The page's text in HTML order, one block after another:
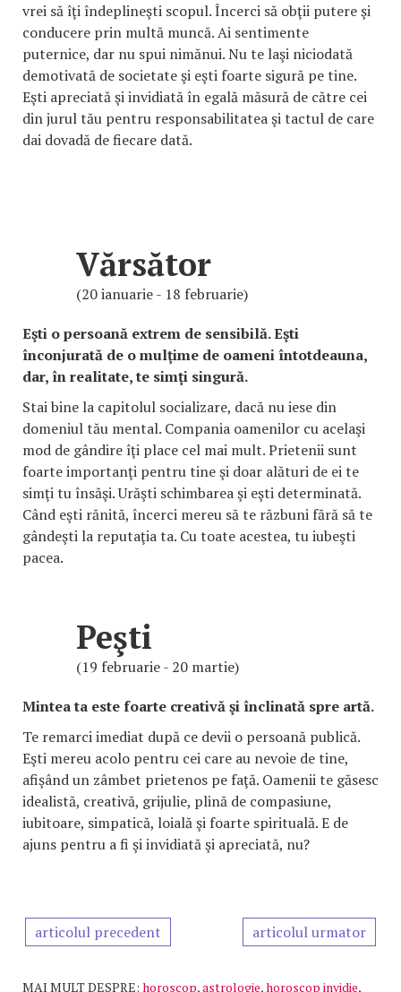
vrei să îţi îndeplineşti scopul. Încerci să obţii putere şi
conducere prin multă muncă. Ai sentimente
puternice, dar nu spui nimănui. Nu te laşi niciodată
demotivată de societate şi eşti foarte sigură pe tine.
Eşti apreciată şi invidiată în egală măsură de către cei
din jurul tău pentru responsabilitatea şi tactul de care
dai dovadă de fiecare dată.
Vărsător
(20 ianuarie - 18 februarie)
Eşti o persoană extrem de sensibilă. Eşti
înconjurată de o mulţime de oameni întotdeauna,
dar, în realitate, te simţi singură.
Stai bine la capitolul socializare, dacă nu iese din
domeniul tău mental. Compania oamenilor cu acelaşi
mod de gândire îţi place cel mai mult. Prietenii sunt
foarte importanţi pentru tine şi doar alături de ei te
simţi tu însăşi. Urăşti schimbarea şi eşti determinată.
Când eşti rănită, încerci mereu să te răzbuni fără să te
gândeşti la reputaţia ta. Cu toate acestea, tu iubeşti
pacea.
Peşti
(19 februarie - 20 martie)
Mintea ta este foarte creativă şi înclinată spre artă.
Te remarci imediat după ce devii o persoană publică.
Eşti mereu acolo pentru cei care au nevoie de tine,
afişând un zâmbet prietenos pe faţă. Oamenii te găsesc
idealistă, creativă, grijulie, plină de compasiune,
iubitoare, simpatică, loială şi foarte spirituală. E de
ajuns pentru a fi şi invidiată şi apreciată, nu?
articolul precedent articolul urmator
MAI MULT DESPRE: horoscop,astrologie,horoscop invidie,